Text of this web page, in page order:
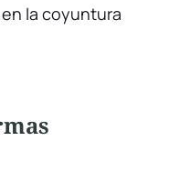
la coyuntura